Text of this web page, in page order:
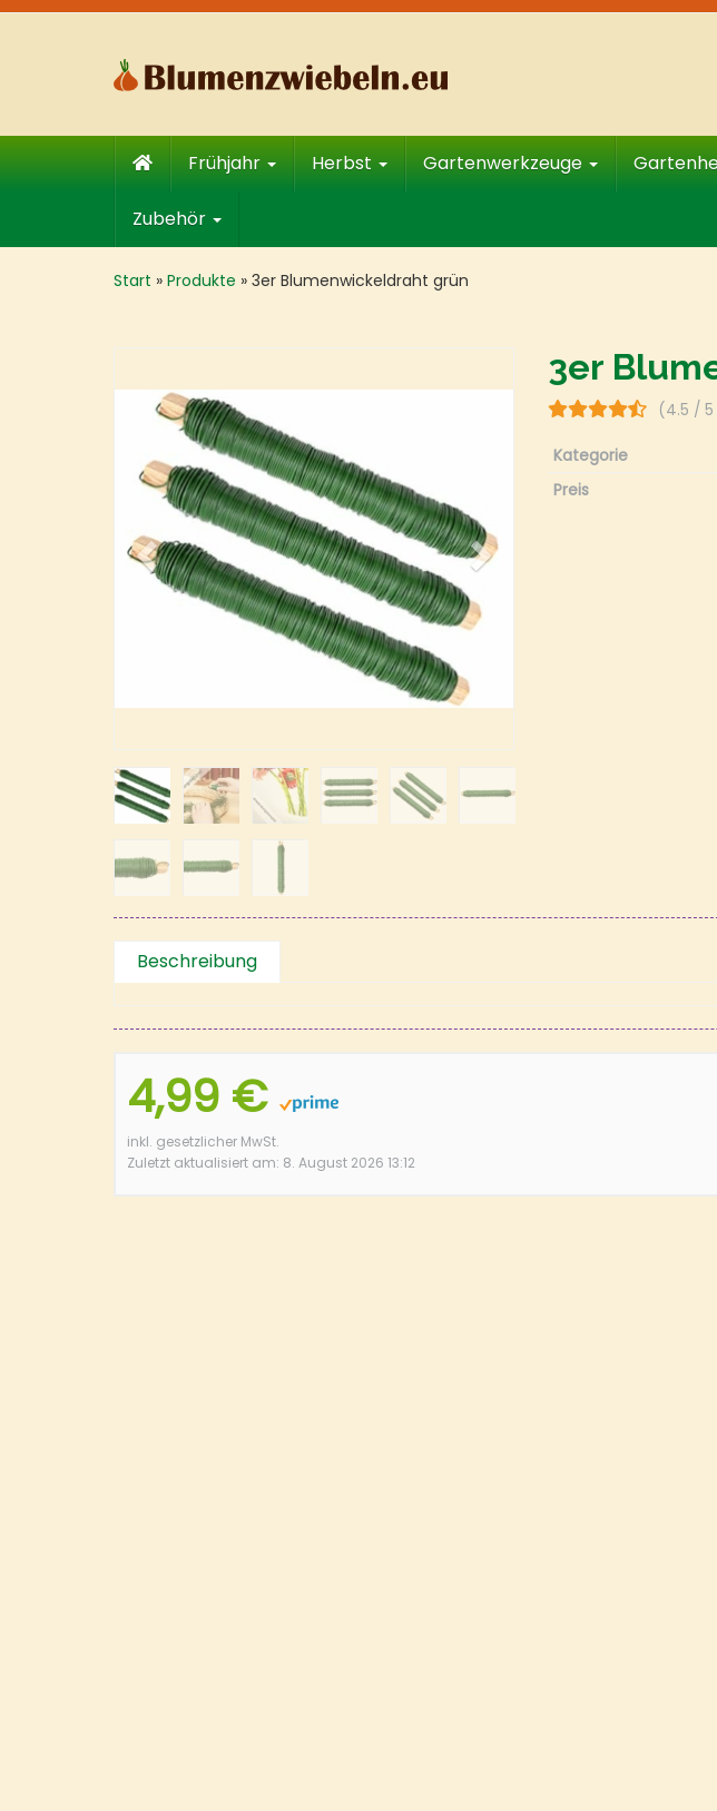
Skip
Frühjahr Herbst Gartenwerkzeuge
Zubehör
Start » Produkte » 3er Blumenwickeldraht grün
3er
(4.5 / 5
Kategorie
Preis
Beschreibung
4,99 €
inkl. gesetzlicher MwSt.
Zuletzt aktualisiert am: 8. August 2026 13:12